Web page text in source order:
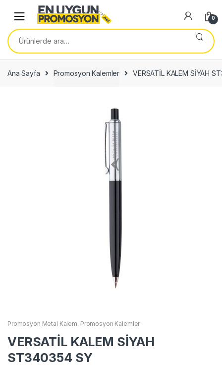
navigation
content
0
Ara:
Ana Sayfa Promosyon Kalemler VERSATİL KALEM SİYAH
Promosyon Metal Kalem, Promosyon Kalemler
VERSATİL KALEM SİYAH
ST340354 SY